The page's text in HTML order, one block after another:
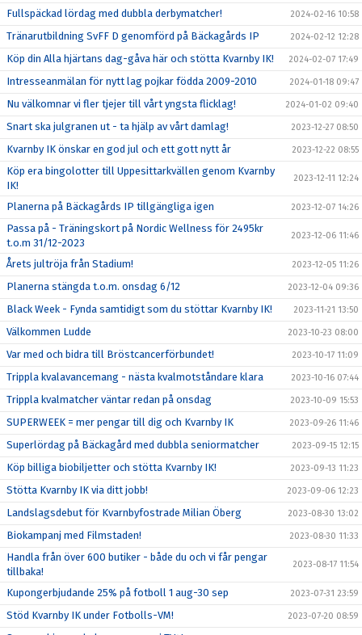
Fullspäckad lördag med dubbla derbymatcher! 2024-02-16 10:58
Tränarutbildning SvFF D genomförd på Bäckagårds IP 2024-02-12 12:28
Köp din Alla hjärtans dag-gåva här och stötta Kvarnby IK! 2024-02-07 17:49
Intresseanmälan för nytt lag pojkar födda 2009-2010 2024-01-18 09:47
Nu välkomnar vi fler tjejer till vårt yngsta flicklag! 2024-01-02 09:40
Snart ska julgranen ut - ta hjälp av vårt damlag! 2023-12-27 08:50
Kvarnby IK önskar en god jul och ett gott nytt år 2023-12-22 08:55
Köp era bingolotter till Uppesittarkvällen genom Kvarnby
IK!
2023-12-11 12:24
Planerna på Bäckagårds IP tillgängliga igen 2023-12-07 14:26
Passa på - Träningskort på Nordic Wellness för 2495kr
t.o.m 31/12-2023
2023-12-06 11:46
Årets jultröja från Stadium! 2023-12-05 11:26
Planerna stängda t.o.m. onsdag 6/12 2023-12-04 09:36
Black Week - Fynda samtidigt som du stöttar Kvarnby IK! 2023-11-21 13:50
Välkommen Ludde 2023-10-23 08:00
Var med och bidra till Bröstcancerförbundet! 2023-10-17 11:09
Trippla kvalavancemang - nästa kvalmotståndare klara 2023-10-16 07:44
Trippla kvalmatcher väntar redan på onsdag 2023-10-09 15:53
SUPERWEEK = mer pengar till dig och Kvarnby IK 2023-09-26 11:46
Superlördag på Bäckagård med dubbla seniormatcher 2023-09-15 12:15
Köp billiga biobiljetter och stötta Kvarnby IK! 2023-09-13 11:23
Stötta Kvarnby IK via ditt jobb! 2023-09-06 12:23
Landslagsdebut för Kvarnbyfostrade Milian Öberg 2023-08-30 13:02
Biokampanj med Filmstaden! 2023-08-30 11:33
Handla från över 600 butiker - både du och vi får pengar
tillbaka!
2023-08-17 11:54
Kupongerbjudande 25% på fotboll 1 aug-30 sep 2023-07-31 23:59
Stöd Kvarnby IK under Fotbolls-VM! 2023-07-20 08:59